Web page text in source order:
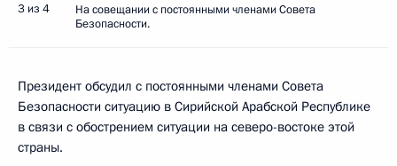
3 из 4
На совещании с постоянными членами Совета
Безопасности.
Президент обсудил с постоянными членами Совета
Безопасности ситуацию в Сирийской Арабской Республике
в связи с обострением ситуации на северо-востоке этой
страны.